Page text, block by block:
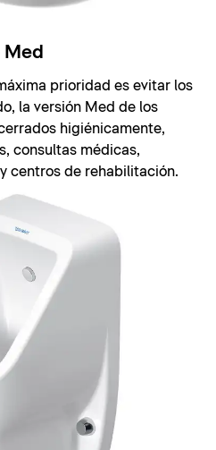
Med
prioridad es evitar los
la versión Med de los
higiénicamente,
consultas médicas,
centros de rehabilitación.